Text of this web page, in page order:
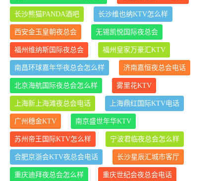
长沙熊猫PANDA酒吧 长沙维也纳KTV怎么样
西安金玉皇朝夜总会 无锡凯悦国际夜总会
福州维纳斯国际夜总会 福州皇家万豪汇KTV
南昌环球嘉年华夜总会怎么样 济南嘉恒夜总会电话
北京海航国际夜总会怎么样 雾里花KTV
上海新上海滩夜总会电话 上海鼎红国际KTV电话
广州穗金KTV 南京盛世年华KTV
苏州帝王国际KTV怎么样 宁波君临夜总会怎么样
合肥京浙会KTV夜总会电话 长沙星辰汇城市客厅
重庆迪拜夜总会怎么样 重庆世纪会夜总会电话